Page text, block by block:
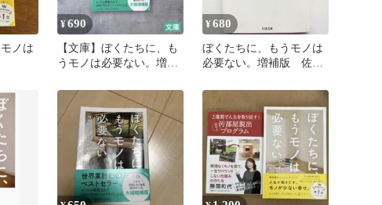
ノは
¥690
【文庫】ぼくたちに、も
うモノは必要ない。増補
¥680
ぼくたちに、もうモノは
必要ない。増補版 佐々